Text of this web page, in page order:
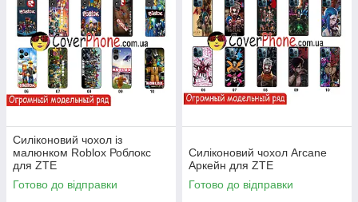
Силіконовий чохол із
малюнком Roblox Роблокс
для ZTE
Готово до відправки
Силіконовий чохол Arcane
Аркейн для ZTE
Готово до відправки